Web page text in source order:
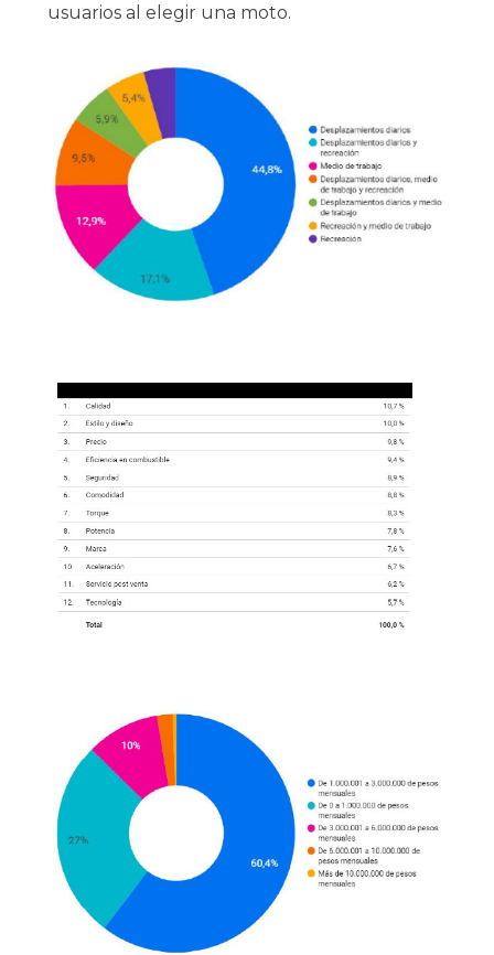
usuarios al elegir una moto.